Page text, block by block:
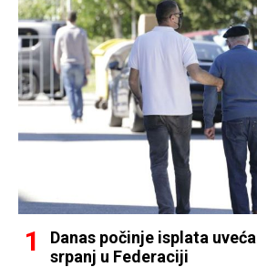
Danas počinje isplata
srpanj u Federaciji